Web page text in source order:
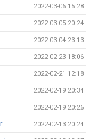
2022-03-06 15:28
2022-03-05 20:24
2022-03-04 23:13
2022-02-23 18:06
2022-02-21 12:18
2022-02-19 20:34
2022-02-19 20:26
2022-02-13 20:24